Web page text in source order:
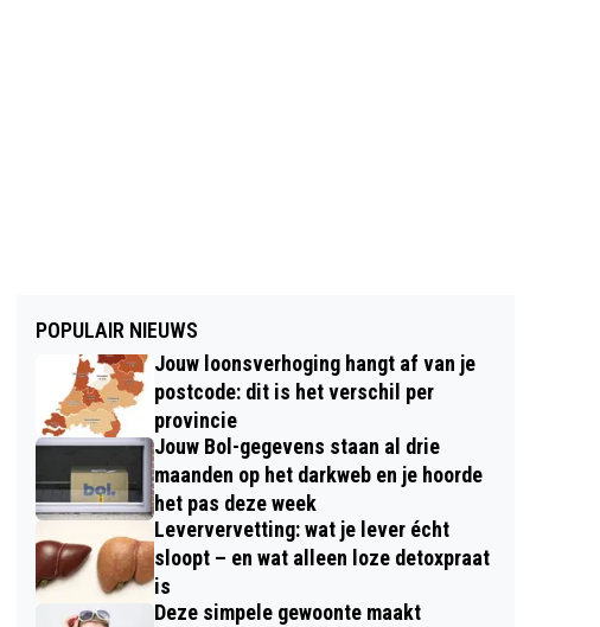
POPULAIR NIEUWS
Jouw loonsverhoging hangt af van je
postcode: dit is het verschil per
provincie
Jouw Bol-gegevens staan al drie
maanden op het darkweb en je hoorde
het pas deze week
Leververvetting: wat je lever écht
sloopt – en wat alleen loze detoxpraat
is
Deze simpele gewoonte maakt